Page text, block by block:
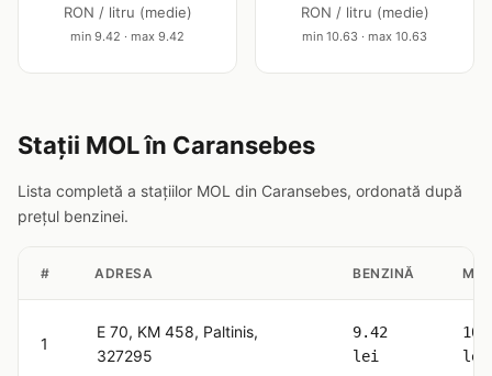
RON / litru (medie)
min 9.42 · max 9.42
RON / litru (medie)
min 10.63 · max 10.63
Stații MOL în Caransebes
Lista completă a stațiilor MOL din Caransebes, ordonată după
prețul benzinei.
# ADRESA BENZINĂ
1
E 70, KM 458, Paltinis,
327295
9.42
lei
lei